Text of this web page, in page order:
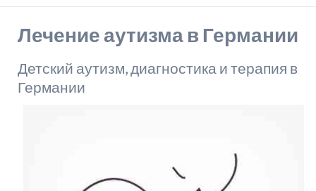
Лечение аутизма в Германии
Детский аутизм, диагностика и терапия в
Германии